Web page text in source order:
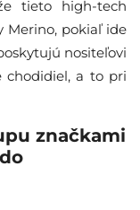
tieto high-tech
Merino, pokiaľ ide
nositeľovi
chodidiel, a to pri
značkami